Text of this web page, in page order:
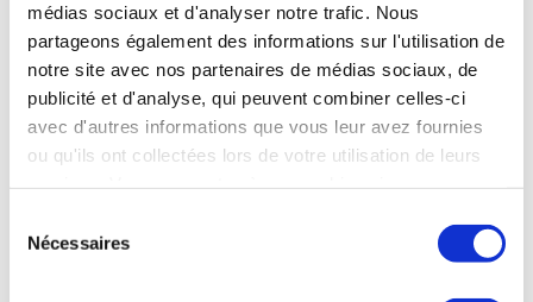
médias sociaux et d'analyser notre trafic. Nous
partageons également des informations sur l'utilisation de
notre site avec nos partenaires de médias sociaux, de
publicité et d'analyse, qui peuvent combiner celles-ci
avec d'autres informations que vous leur avez fournies
ou qu'ils ont collectées lors de votre utilisation de leurs
Nécessaires
Eugénie-les-Bains (40) :Programme d'éducation
thérapeutique du patient destiné aux personnes atteintes
de maladies métaboliques et/ou d'obésité- 195 euros
Le Boulou (66) :Programme d'éducation thérapeutique
du patient destiné aux personnes atteintes de maladies